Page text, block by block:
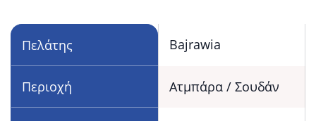
on
Google
Πελάτης Bajrawia
Περιοχή Ατμπάρα / Σουδάν